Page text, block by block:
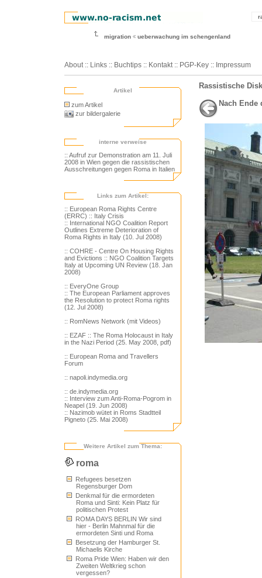
migration ueberwachung im schengenland
About :: Links :: Buchtips :: Kontakt :: PGP-Key :: Impressum
Artikel
zum Artikel
zur bildergalerie
interne verweise
:: Aufruf zur Demonstration am 11. Juli
2008 in Wien gegen die rassistischen
Ausschreitungen gegen Roma in Italien
Links zum Artikel:
:: European Roma Rights Centre
(ERRC) :: Italy Crisis
:: International NGO Coalition Report
Outlines Extreme Deterioration of
Roma Rights in Italy (10. Jul 2008)
:: COHRE - Centre On Housing Rights
and Evictions :: NGO Coalition Targets
Italy at Upcoming UN Review (18. Jan
2008)
:: EveryOne Group
:: The European Parliament approves
the Resolution to protect Roma rights
(12. Jul 2008)
:: RomNews Network (mit Videos)
:: EZAF :: The Roma Holocaust in Italy
in the Nazi Period (25. May 2008, pdf)
:: European Roma and Travellers
Forum
:: napoli.indymedia.org
:: de.indymedia.org
:: Interview zum Anti-Roma-Pogrom in
Neapel (19. Jun 2008)
:: Nazimob wütet in Roms Stadtteil
Pigneto (25. Mai 2008)
Weitere Artikel zum Thema:
roma
Refugees besetzen
Regensburger Dom
Denkmal für die ermordeten
Roma und Sinti: Kein Platz für
politischen Protest
ROMA DAYS BERLIN Wir sind
hier - Berlin Mahnmal für die
ermordeten Sinti und Roma
Besetzung der Hamburger St.
Michaelis Kirche
Roma Pride Wien: Haben wir den
Zweiten Weltkrieg schon
vergessen?
Rassistische
Nach